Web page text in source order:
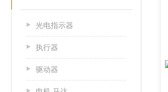
光电指示器
执行器
驱动器